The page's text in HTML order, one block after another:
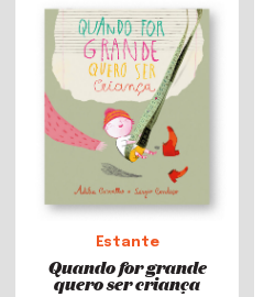
Estante
Quando for grande
quero ser criança